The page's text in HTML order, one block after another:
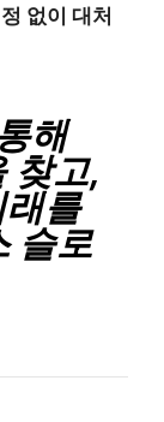
없이 대처
해
찾고,
를
슬로